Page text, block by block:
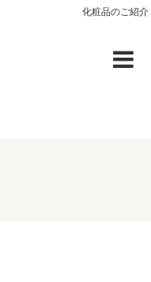
化粧品のご紹介